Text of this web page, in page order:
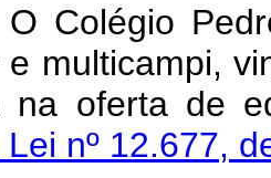
O Colégio
e multicampi,
na oferta de
nº 12.677,